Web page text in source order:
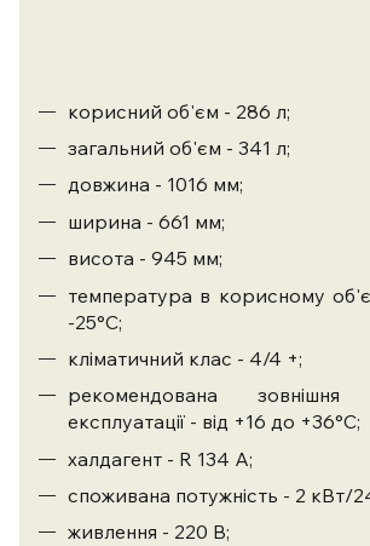
корисний об'єм - 286 л;
загальний об'єм - 341 л;
довжина - 1016 мм;
ширина - 661 мм;
висота - 945 мм;
температура в корисному
-25°С;
кліматичний клас - 4/4 +;
рекомендована зовнішня
експлуатації - від +16 до +36°С;
халдагент - R 134 А;
споживана потужність - 2 кВт/
живлення - 220 В;